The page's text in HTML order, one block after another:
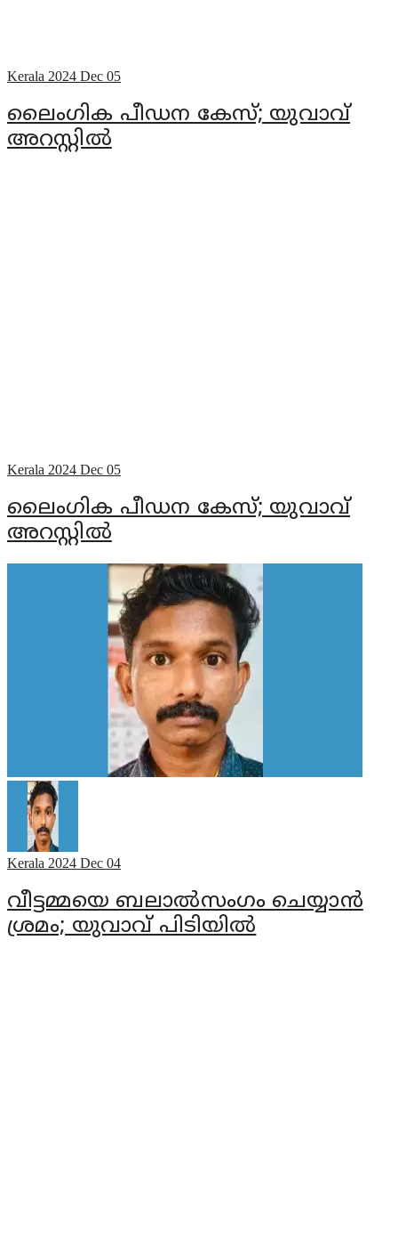
Kerala 2024 Dec 05
ലൈംഗിക പീഡന കേസ്; യുവാവ്
അറസ്റ്റില്‍
Kerala 2024 Dec 05
ലൈംഗിക പീഡന കേസ്; യുവാവ്
അറസ്റ്റില്‍
Kerala 2024 Dec 04
വീട്ടമ്മയെ ബലാല്‍സംഗം ചെയ്യാന്‍
ശ്രമം; യുവാവ് പിടിയില്‍